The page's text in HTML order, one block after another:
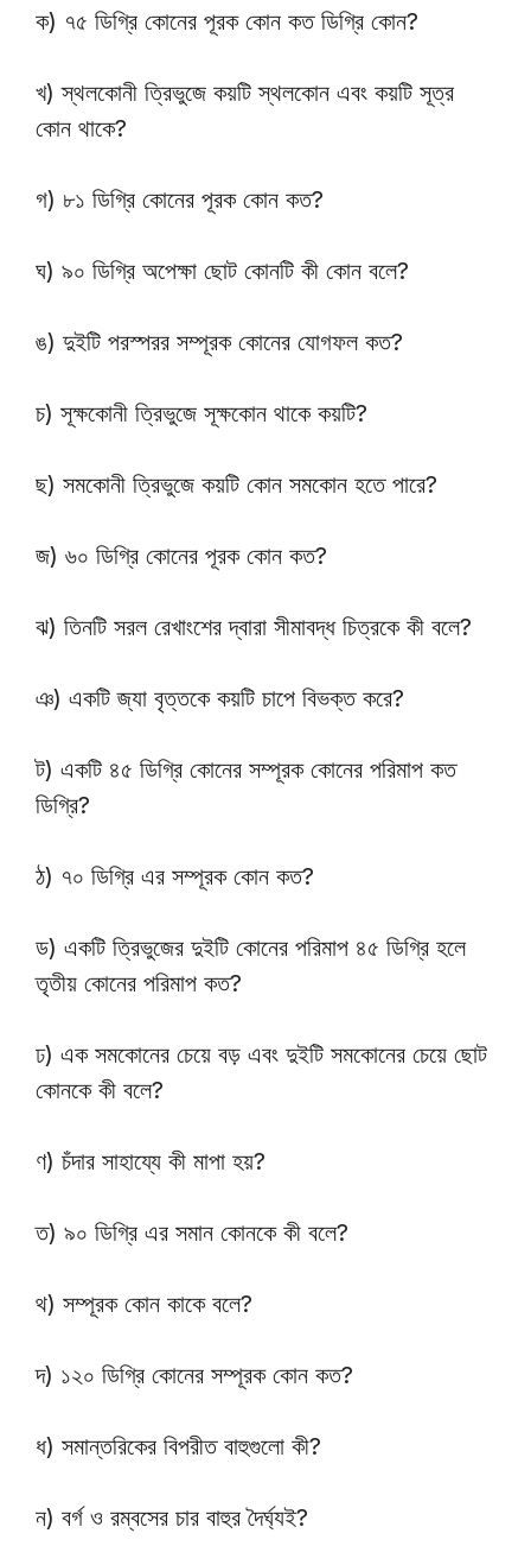
ক) ৭৫ ডিগ্রি কোনের পূরক কোন কত ডিগ্রি কোন?
খ) স্থলকোনী ত্রিভুজে কয়টি স্থলকোন এবং কয়টি সূত্র
কোন থাকে?
গ) ৮১ ডিগ্রি কোনের পূরক কোন কত?
ঘ) ৯০ ডিগ্রি অপেক্ষা ছোট কোনটি কী কোন বলে?
ঙ) দুইটি পরস্পরর সম্পূরক কোনের যোগফল কত?
চ) সূক্ষকোনী ত্রিভুজে সূক্ষকোন থাকে কয়টি?
ছ) সমকোনী ত্রিভুজে কয়টি কোন সমকোন হতে পারে?
জ) ৬০ ডিগ্রি কোনের পূরক কোন কত?
ঝ) তিনটি সরল রেখাংশের দ্বারা সীমাবদ্ধ চিত্রকে কী বলে?
ঞ) একটি জ্যা বৃত্তকে কয়টি চাপে বিভক্ত করে?
ট) একটি ৪৫ ডিগ্রি কোনের সম্পূরক কোনের পরিমাপ কত
ডিগ্রি?
ঠ) ৭০ ডিগ্রি এর সম্পূরক কোন কত?
ড) একটি ত্রিভুজের দুইটি কোনের পরিমাপ ৪৫ ডিগ্রি হলে
তৃতীয় কোনের পরিমাপ কত?
ঢ) এক সমকোনের চেয়ে বড় এবং দুইটি সমকোনের চেয়ে ছোট
কোনকে কী বলে?
ণ) চঁদার সাহায্যে কী মাপা হয়?
ত) ৯০ ডিগ্রি এর সমান কোনকে কী বলে?
থ) সম্পূরক কোন কাকে বলে?
দ) ১২০ ডিগ্রি কোনের সম্পূরক কোন কত?
ধ) সমান্তরিকের বিপরীত বাহুগুলো কী?
ন) বর্গ ও রম্বসের চার বাহুর দৈর্ঘ্যই?